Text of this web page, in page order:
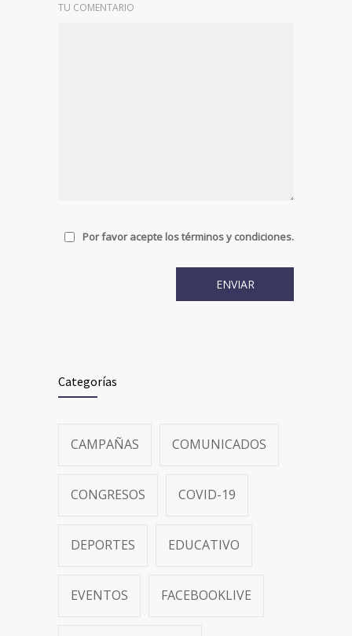
TU COMENTARIO
Por favor acepte los términos y condiciones.
Categorías
CAMPAÑAS COMUNICADOS
CONGRESOS COVID-19
DEPORTES EDUCATIVO
EVENTOS FACEBOOKLIVE